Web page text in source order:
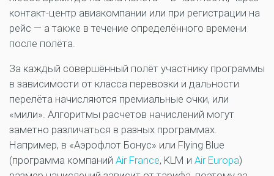
контакт-центр авиакомпании или при регистрации на
рейс — а также в течение определённого времени
после полёта.
За каждый совершённый полёт участнику программы
в зависимости от класса перевозки и дальности
перелёта начисляются премиальные очки, или
«мили». Алгоритмы расчетов начислений могут
заметно различаться в разных программах.
Например, в «Аэрофлот Бонус» или Flying Blue
(программа компаний Air France, KLM и Air Europa)